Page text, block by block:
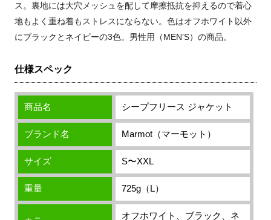
ス。裏地には大穴メッシュを配して摩擦抵抗を抑えるので着心
地もよく重ね着もストレスにならない。色はオフホワイト以外
にブラックとネイビーの3色。男性用（MEN’S）の商品。
仕様スペック
商品名 シープフリース ジャケット
ブランド名 Marmot（マーモット）
サイズ S〜XXL
重量 725g（L）
オフホワイト、ブラック、ネ